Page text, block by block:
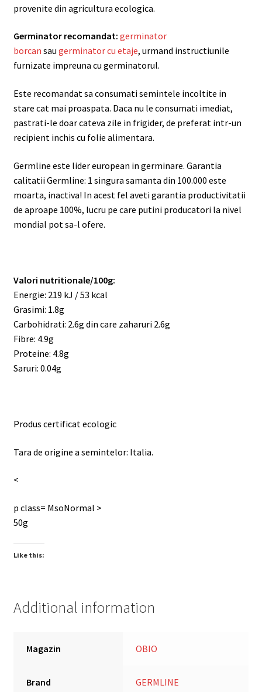
provenite din agricultura ecologica.
Germinator recomandat: germinator
borcan sau germinator cu etaje, urmand instructiunile
furnizate impreuna cu germinatorul.
Este recomandat sa consumati semintele incoltite in
stare cat mai proaspata. Daca nu le consumati imediat,
pastrati-le doar cateva zile in frigider, de preferat intr-un
recipient inchis cu folie alimentara.
Germline este lider european in germinare. Garantia
calitatii Germline: 1 singura samanta din 100.000 este
moarta, inactiva! In acest fel aveti garantia productivitatii
de aproape 100%, lucru pe care putini producatori la nivel
mondial pot sa-l ofere.
Valori nutritionale/100g:
Energie: 219 kJ / 53 kcal
Grasimi: 1.8g
Carbohidrati: 2.6g din care zaharuri 2.6g
Fibre: 4.9g
Proteine: 4.8g
Saruri: 0.04g
Produs certificat ecologic
Tara de origine a semintelor: Italia.
<
p class= MsoNormal >
50g
Like this:
Additional information
Magazin OBIO
Brand GERMLINE